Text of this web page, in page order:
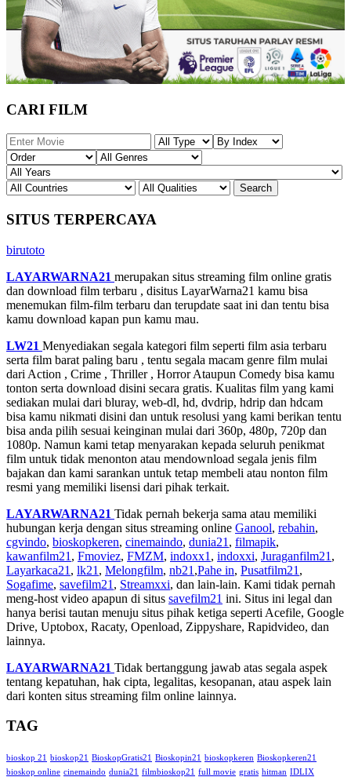
CARI FILM
SITUS TERPERCAYA
birutoto
LAYARWARNA21 merupakan situs streaming film online gratis
dan download film terbaru , disitus LayarWarna21 kamu bisa
menemukan film-film terbaru dan terupdate saat ini dan tentu bisa
kamu download kapan pun kamu mau.
LW21 Menyediakan segala kategori film seperti film asia terbaru
serta film barat paling baru , tentu segala macam genre film mulai
dari Action , Crime , Thriller , Horror Ataupun Comedy bisa kamu
tonton serta download disini secara gratis. Kualitas film yang kami
sediakan mulai dari bluray, web-dl, hd, dvdrip, hdrip dan hdcam
bisa kamu nikmati disini dan untuk resolusi yang kami berikan tentu
bisa anda pilih sesuai keinginan mulai dari 360p, 480p, 720p dan
1080p. Namun kami tetap menyarakan kepada seluruh penikmat
film untuk tidak menonton atau mendownload segala jenis film
bajakan dan kami sarankan untuk tetap membeli atau nonton film
resmi yang memiliki lisensi dari pihak terkait.
LAYARWARNA21 Tidak pernah bekerja sama atau memiliki
hubungan kerja dengan situs streaming online Ganool, rebahin,
cgvindo, bioskopkeren, cinemaindo, dunia21 , filmapik,
kawanfilm21 , Fmoviez, FMZM, indoxx1 , indoxxi, Juraganfilm21 ,
Layarkaca21 , lk21 , Melongfilm, nb21 ,Pahe in, Pusatfilm21 ,
Sogafime, savefilm21 , Streamxxi, dan lain-lain. Kami tidak pernah
meng-host video apapun di situs savefilm21 ini. Situs ini legal dan
hanya berisi tautan menuju situs pihak ketiga seperti Acefile, Google
Drive, Uptobox, Racaty, Openload, Zippyshare, Rapidvideo, dan
lainnya.
LAYARWARNA21 Tidak bertanggung jawab atas segala aspek
tentang kepatuhan, hak cipta, legalitas, kesopanan, atau aspek lain
dari konten situs streaming film online lainnya.
TAG
bioskop 21 bioskop21 BioskopGratis21 Bioskopin21 bioskopkeren Bioskopkeren21
bioskop online cinemaindo dunia21 filmbioskop21 full movie gratis hitman IDLIX